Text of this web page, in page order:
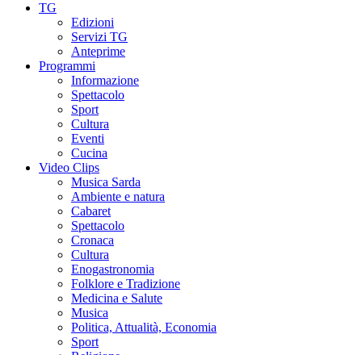
TG
Edizioni
Servizi TG
Anteprime
Programmi
Informazione
Spettacolo
Sport
Cultura
Eventi
Cucina
Video Clips
Musica Sarda
Ambiente e natura
Cabaret
Spettacolo
Cronaca
Cultura
Enogastronomia
Folklore e Tradizione
Medicina e Salute
Musica
Politica, Attualità, Economia
Sport